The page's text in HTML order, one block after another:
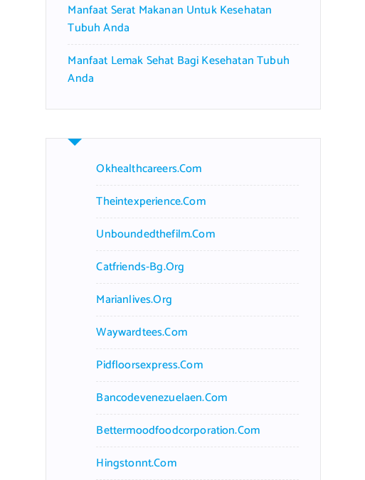
Manfaat Serat Makanan Untuk Kesehatan
Tubuh Anda
Manfaat Lemak Sehat Bagi Kesehatan Tubuh
Anda
Okhealthcareers.com
Theintexperience.com
Unboundedthefilm.com
Catfriends-Bg.org
Marianlives.org
Waywardtees.com
Pidfloorsexpress.com
Bancodevenezuelaen.com
Bettermoodfoodcorporation.com
Hingstonnt.com